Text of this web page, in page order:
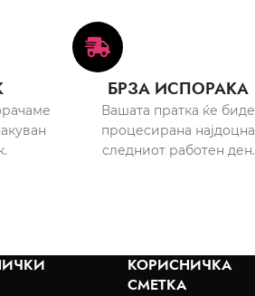
БРЗА ИСПОРАКА
Вашата пратка ќе биде
процесирана најдоцна
следниот работен ден.
КОРИСНИЧКА
СМЕТКА